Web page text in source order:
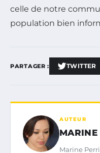
celle de notre
population bien
PARTAGER : TWITTER
AUTEUR
MARINE
Marine